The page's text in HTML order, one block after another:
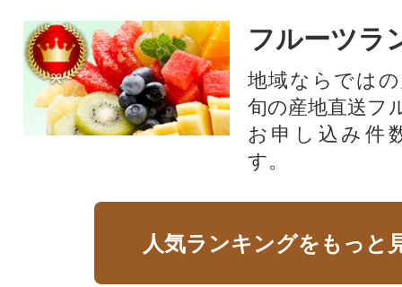
フルーツラ
地域ならでは
旬の産地直送フ
お申し込み件
す。
人気ランキングをもっと